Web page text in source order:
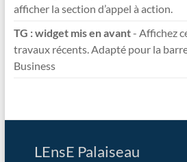
afficher la section d’appel à action.
TG : widget mis en avant- Affichez
travaux récents. Adapté pour la
Business
LEnsE Palaiseau